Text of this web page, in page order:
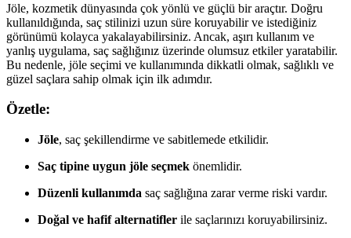
Jöle, kozmetik dünyasında çok yönlü ve güçlü bir araçtır. Doğru
kullanıldığında, saç stilinizi uzun süre koruyabilir ve istediğiniz
görünümü kolayca yakalayabilirsiniz. Ancak, aşırı kullanım ve
yanlış uygulama, saç sağlığınız üzerinde olumsuz etkiler yaratabilir.
Bu nedenle, jöle seçimi ve kullanımında dikkatli olmak, sağlıklı ve
güzel saçlara sahip olmak için ilk adımdır.
Özetle:
Jöle, saç şekillendirme ve sabitlemede etkilidir.
Saç tipine uygun jöle seçmek önemlidir.
Düzenli kullanımda saç sağlığına zarar verme riski vardır.
Doğal ve hafif alternatifler ile saçlarınızı koruyabilirsiniz.